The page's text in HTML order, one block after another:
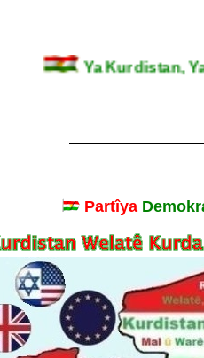
Ya
Partîya